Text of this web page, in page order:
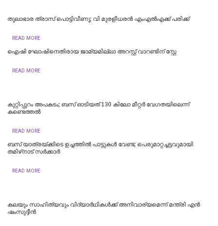
തുലാഭാര ത്രാസ് പൊട്ടിവീണു; വി മുരളീധരന്‍ എംഎല്‍എക്ക് പരിക്ക്
READ MORE
ഐഷി ഘോഷിനെതിരായ ജാമ്യമില്ലാ അറസ്റ്റ് വാറണ്ടിന് സ്റ്റേ
READ MORE
കുറ്റിപ്പുറം അപകടം; ബസ് ഓടിയത് 130 കിലോ മീറ്റർ വേഗതയിലെന്ന്
കണ്ടെത്തൽ
READ MORE
ബസ് യാത്രയ്ക്കിടെ ഉച്ചത്തിൽ പാട്ടുകൾ വേണ്ട; പെരുമാറ്റച്ചട്ടവുമായി
തമിഴ്‌നാട് സര്‍ക്കാര്‍
READ MORE
കലയും സാഹിത്യവും വിദ്യാർഥികൾക്ക് അനിവാര്യമെന്ന് മന്ത്രി എൻ
ഷംസുദ്ദീൻ